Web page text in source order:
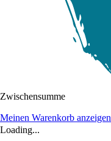
Zwischensumme
Meinen Warenkorb anzeigen
Loading...